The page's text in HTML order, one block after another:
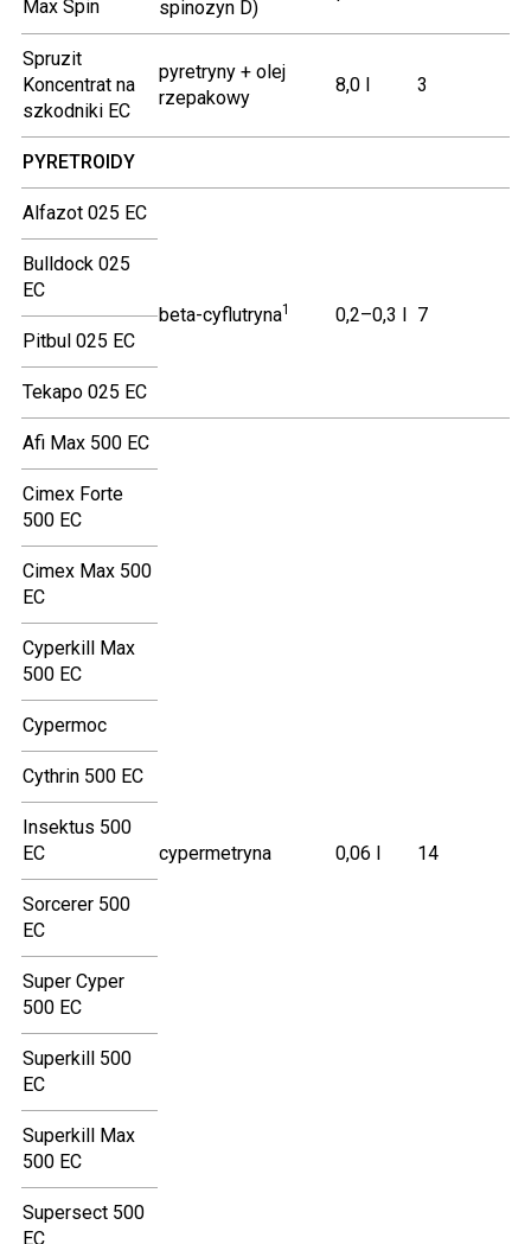
spinozyn D)
Max Spin
Spruzit
Koncentrat na
szkodniki EC
pyretryny + olej
rzepakowy
8,0 l 3
PYRETROIDY
Alfazot 025 EC
beta-cyflutryna1 0,2–0,3 l 7
Bulldock 025
EC
Pitbul 025 EC
Tekapo 025 EC
Afi Max 500 EC
cypermetryna 0,06 l 14
Cimex Forte
500 EC
Cimex Max 500
EC
Cyperkill Max
500 EC
Cypermoc
Cythrin 500 EC
Insektus 500
EC
Sorcerer 500
EC
Super Cyper
500 EC
Superkill 500
EC
Superkill Max
500 EC
Supersect 500
EC